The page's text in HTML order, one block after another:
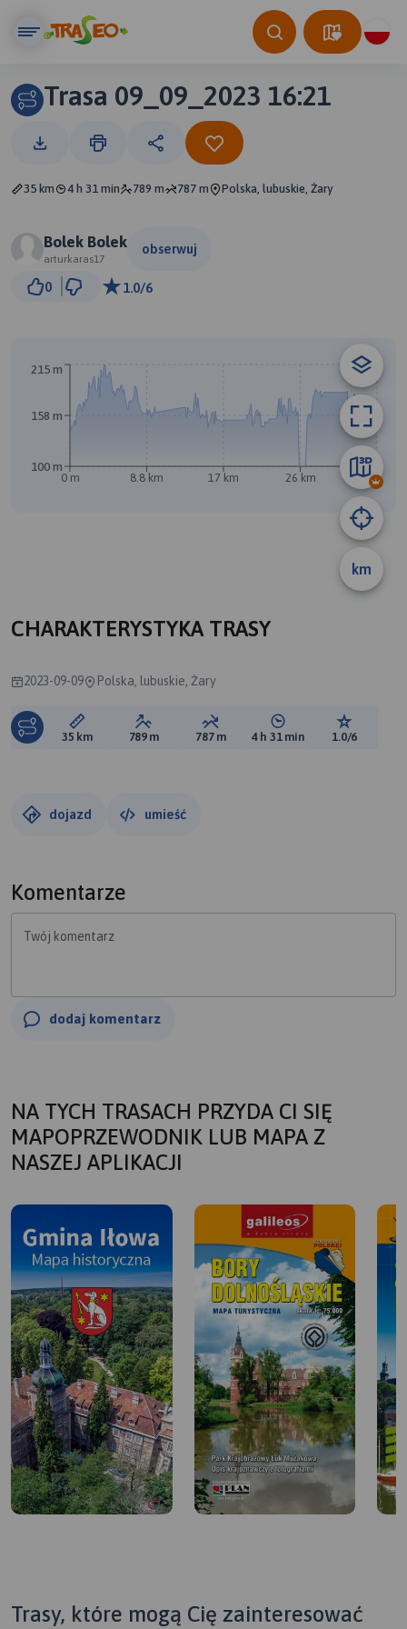
Trasa 09_09_2023 16:21
35 km 4 h 31 min 789 m 787 m Polska, lubuskie, Żary
Bolek Bolek
arturkaras17
obserwuj
0 1.0/6
km
0 m 8.8 km 17 km 26 km 35 km
100 m
158 m
215 m
CHARAKTERYSTYKA TRASY
2023-09-09 Polska, lubuskie, Żary
Długość trasy:
35 km Suma przewyższeń:
789 m Suma spadków:
787 m Średni czas potrzebny
4 h 31 min Ocena
1.0/6
dojazd umieść
Komentarze
Twój komentarz
dodaj komentarz
NA TYCH TRASACH PRZYDA CI SIĘ
MAPOPRZEWODNIK LUB MAPA Z
NASZEJ APLIKACJI
Trasy, które mogą Cię zainteresować